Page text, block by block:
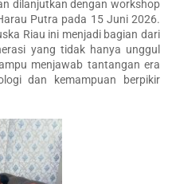
dilanjutkan dengan workshop
Putra pada 15 Juni 2026.
Riau ini menjadi bagian dari
yang tidak hanya unggul
menjawab tantangan era
dan kemampuan berpikir